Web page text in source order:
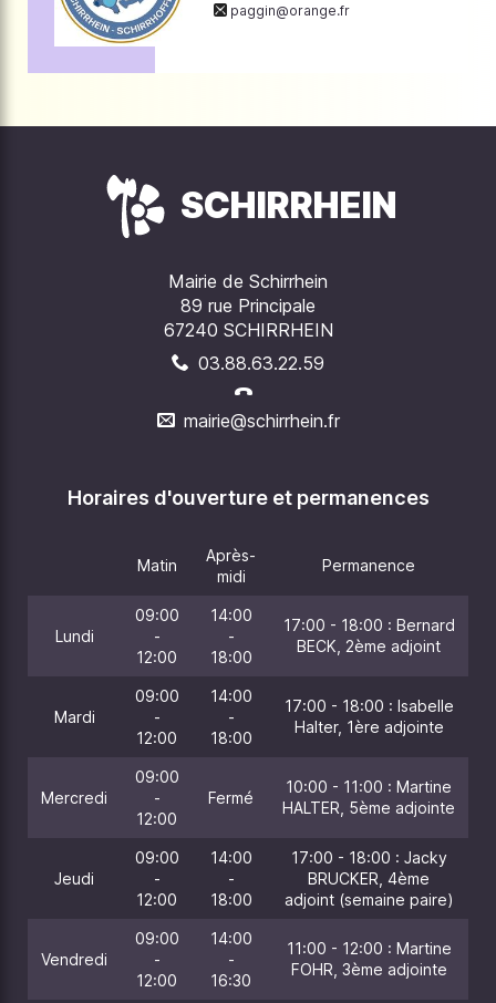
paggin@orange.fr
SCHIRRHEIN
Mairie de Schirrhein
89 rue Principale
67240 SCHIRRHEIN
03.88.63.22.59
mairie@schirrhein.fr
Horaires d'ouverture et permanences
Matin
Après-
midi
Permanence
Lundi
09:00
-
12:00
14:00
-
18:00
17:00 - 18:00 : Bernard
BECK, 2ème adjoint
Mardi
09:00
-
12:00
14:00
-
18:00
17:00 - 18:00 : Isabelle
Halter, 1ère adjointe
Mercredi
09:00
-
12:00
Fermé
10:00 - 11:00 : Martine
HALTER, 5ème adjointe
Jeudi
09:00
-
12:00
14:00
-
18:00
17:00 - 18:00 : Jacky
BRUCKER, 4ème
adjoint (semaine paire)
Vendredi
09:00
-
12:00
14:00
-
16:30
11:00 - 12:00 : Martine
FOHR, 3ème adjointe